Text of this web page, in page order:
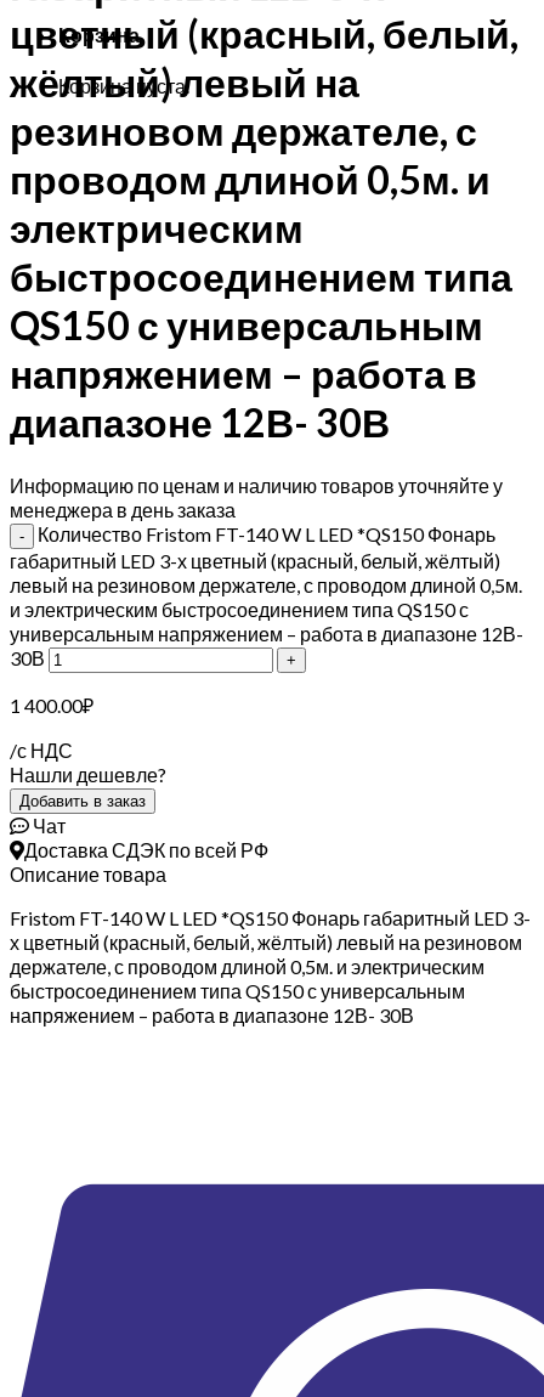
Корзина
Корзина пуста.
цветный (красный, белый,
жёлтый) левый на
резиновом держателе, с
проводом длиной 0,5м. и
электрическим
быстросоединением типа
QS150 с универсальным
напряжением – работа в
диапазоне 12В- 30В
Информацию по ценам и наличию товаров уточняйте у
менеджера в день заказа
Количество Fristom FT-140 W L LED *QS150 Фонарь
габаритный LED 3-х цветный (красный, белый, жёлтый)
левый на резиновом держателе, с проводом длиной 0,5м.
и электрическим быстросоединением типа QS150 с
универсальным напряжением – работа в диапазоне 12В-
30В
1 400.00₽
/с НДС
Нашли дешевле?
Добавить в заказ
Чат
Доставка СДЭК по всей РФ
Описание товара
Fristom FT-140 W L LED *QS150 Фонарь габаритный LED 3-
х цветный (красный, белый, жёлтый) левый на резиновом
держателе, с проводом длиной 0,5м. и электрическим
быстросоединением типа QS150 с универсальным
напряжением – работа в диапазоне 12В- 30В